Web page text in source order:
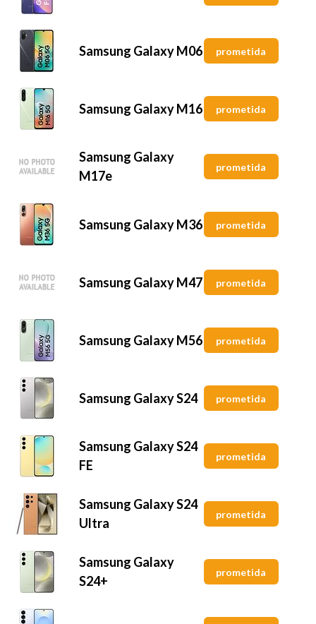
Samsung Galaxy M06 prometida
Samsung Galaxy M16 prometida
Samsung Galaxy
M17e
prometida
Samsung Galaxy M36 prometida
Samsung Galaxy M47 prometida
Samsung Galaxy M56 prometida
Samsung Galaxy S24 prometida
Samsung Galaxy S24
FE
prometida
Samsung Galaxy S24
Ultra
prometida
Samsung Galaxy
S24+
prometida